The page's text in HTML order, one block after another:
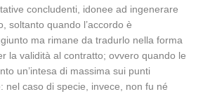
concludenti, idonee ad ingenerare
soltanto quando l’accordo è
ma rimane da tradurlo nella forma
la validità al contratto; ovvero quando le
un’intesa di massima sui punti
nel caso di specie, invece, non fu né